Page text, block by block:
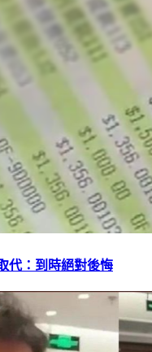
代：到時絕對後悔